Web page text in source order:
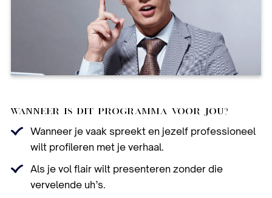
WANNEER IS DIT PROGRAMMA VOOR JOU?
Wanneer je vaak spreekt en jezelf professioneel
wilt profileren met je verhaal.
Als je vol flair wilt presenteren zonder die
vervelende uh’s.